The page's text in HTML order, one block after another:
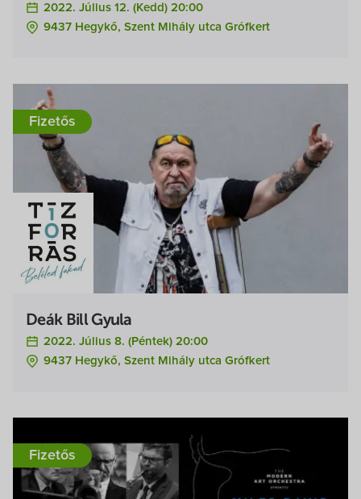
2022. Július 12. (kedd) 20:00
9437 Hegykő, Szent Mihály utca Grófkert
Fizetős
Deák Bill Gyula
2022. Július 8. (péntek) 20:00
9437 Hegykő, Szent Mihály utca Grófkert
Fizetős